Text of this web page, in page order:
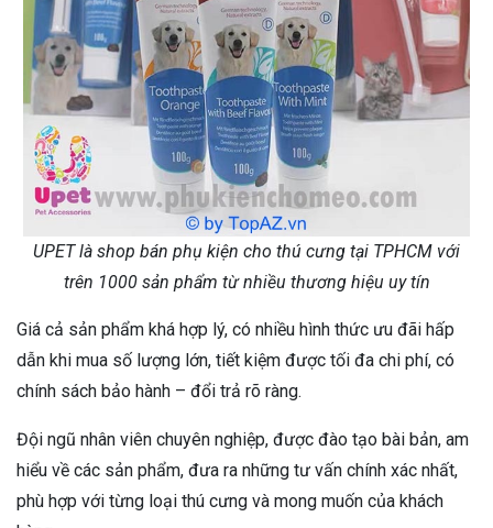
UPET là shop bán phụ kiện cho thú cưng tại TPHCM với
trên 1000 sản phẩm từ nhiều thương hiệu uy tín
Giá cả sản phẩm khá hợp lý, có nhiều hình thức ưu đãi hấp
dẫn khi mua số lượng lớn, tiết kiệm được tối đa chi phí, có
chính sách bảo hành – đổi trả rõ ràng.
Đội ngũ nhân viên chuyên nghiệp, được đào tạo bài bản, am
hiểu về các sản phẩm, đưa ra những tư vấn chính xác nhất,
phù hợp với từng loại thú cưng và mong muốn của khách